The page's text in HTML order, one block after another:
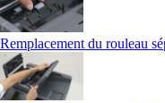
Remplacement du rouleau